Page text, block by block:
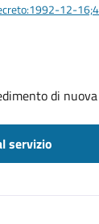
12-
di
servizio